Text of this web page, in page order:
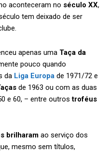
aconteceram no século XX,
tem deixado de ser
apenas uma Taça da
pouco quando
da Liga Europa de 1971/72 e
de 1963 ou com as duas
e 60, – entre outrostroféus
brilharam ao serviço dos
mesmo sem títulos,